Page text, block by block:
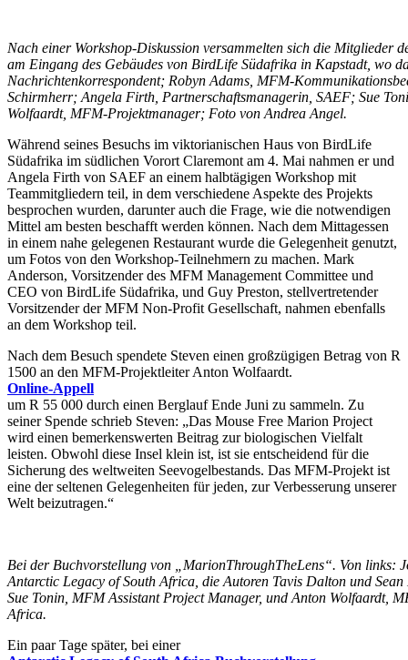
Nach einer Workshop-Diskussion versammelten sich die Mitglieder
am Eingang des Gebäudes von BirdLife Südafrika in Kapstadt, wo
Nachrichtenkorrespondent; Robyn Adams, MFM-
Schirmherr; Angela Firth, Partnerschaftsmanagerin, SAEF; Sue
Wolfaardt, MFM-Projektmanager; Foto von Andrea Angel.
Während seines Besuchs im viktorianischen Haus von BirdLife
Südafrika im südlichen Vorort Claremont am 4. Mai nahmen er und
Angela Firth von SAEF an einem halbtägigen Workshop mit
Teammitgliedern teil, in dem verschiedene Aspekte des Projekts
besprochen wurden, darunter auch die Frage, wie die notwendigen
Mittel am besten beschafft werden können. Nach dem Mittagessen
in einem nahe gelegenen Restaurant wurde die Gelegenheit genutzt,
um Fotos von den Workshop-Teilnehmern zu machen. Mark
Anderson, Vorsitzender des MFM Management Committee und
CEO von BirdLife Südafrika, und Guy Preston, stellvertretender
Vorsitzender der MFM Non-Profit Gesellschaft, nahmen ebenfalls
an dem Workshop teil.
Nach dem Besuch spendete Steven einen großzügigen Betrag von R
1500 an den MFM-Projektleiter Anton Wolfaardt.
Online-Appell
um R 55 000 durch einen Berglauf Ende Juni zu sammeln. Zu
seiner Spende schrieb Steven: „Das Mouse Free Marion Project
wird einen bemerkenswerten Beitrag zur biologischen Vielfalt
leisten. Obwohl diese Insel klein ist, ist sie entscheidend für die
Sicherung des weltweiten Seevogelbestands. Das MFM-Projekt ist
eine der seltenen Gelegenheiten für jeden, zur Verbesserung unserer
Welt beizutragen.“
Bei der Buchvorstellung von „MarionThroughTheLens“. Von links:
Antarctic Legacy of South Africa, die Autoren Tavis Dalton und
Sue Tonin, MFM Assistant Project Manager, und Anton Wolfaardt,
Africa.
Ein paar Tage später, bei einer